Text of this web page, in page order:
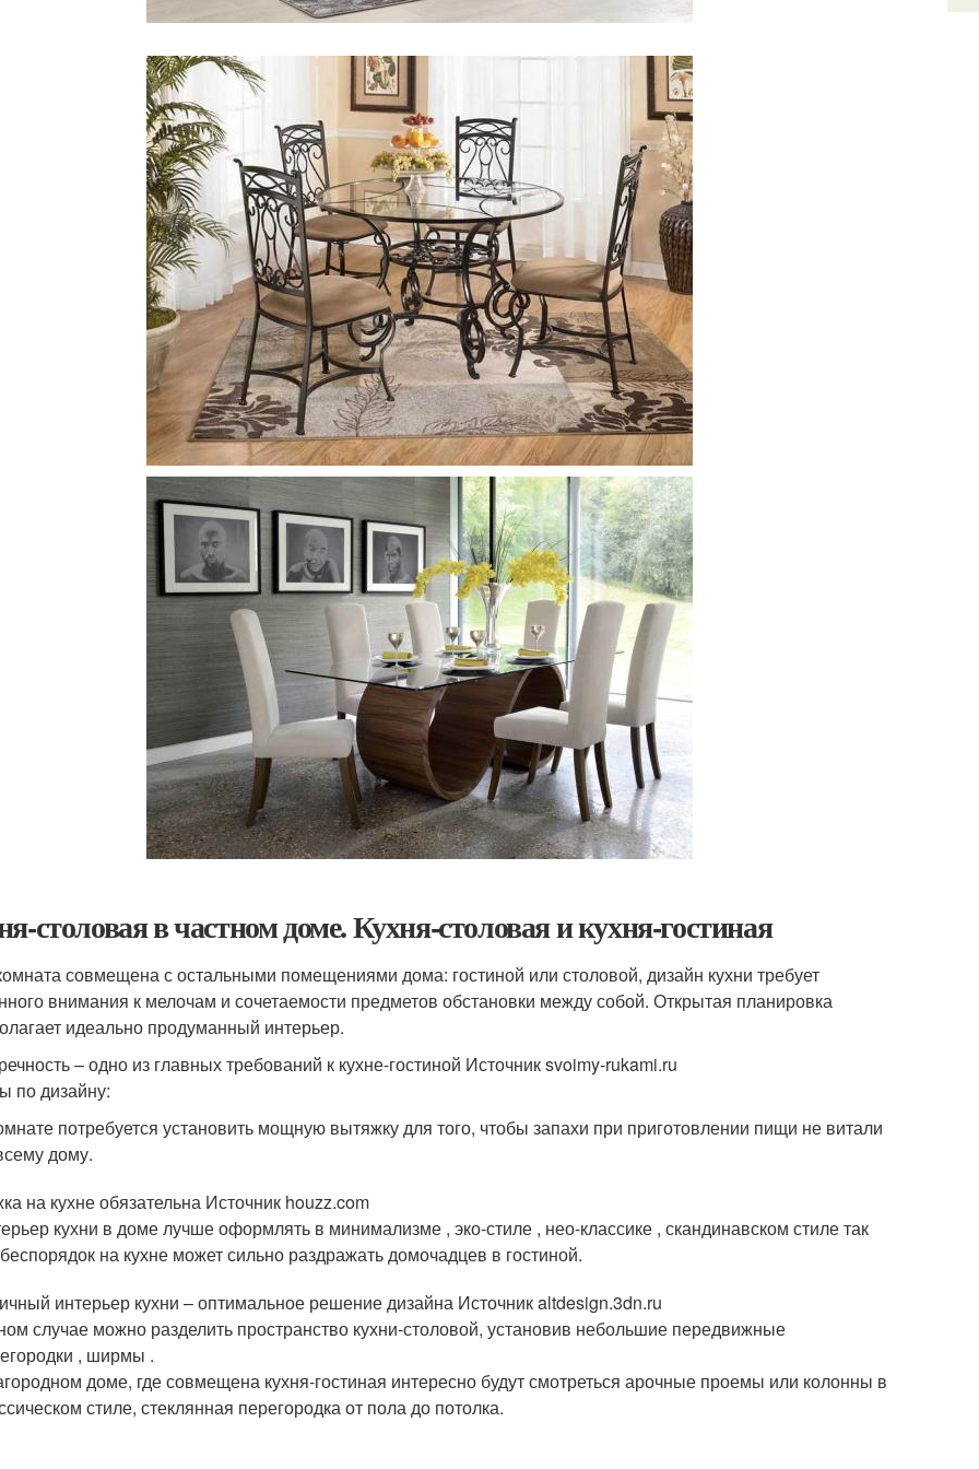
столовая в частном доме. Кухня-столовая и кухня-гостиная
совмещена с остальными помещениями дома: гостиной или столовой, дизайн кухни требует
внимания к мелочам и сочетаемости предметов обстановки между собой. Открытая планировка
идеально продуманный интерьер.
– одно из главных требований к кухне-гостиной Источник svoimy-rukami.ru
по дизайну:
потребуется установить мощную вытяжку для того, чтобы запахи при приготовлении пищи не витали
дому.
на кухне обязательна Источник houzz.com
кухни в доме лучше оформлять в минимализме , эко-стиле , нео-классике , скандинавском стиле так
на кухне может сильно раздражать домочадцев в гостиной.
интерьер кухни – оптимальное решение дизайна Источник altdesign.3dn.ru
случае можно разделить пространство кухни-столовой, установив небольшие передвижные
, ширмы .
доме, где совмещена кухня-гостиная интересно будут смотреться арочные проемы или колонны в
стиле, стеклянная перегородка от пола до потолка.